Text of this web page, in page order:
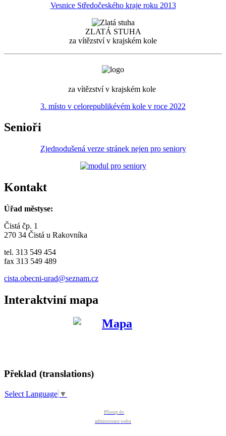
Vesnice Středočeského kraje roku 2013
ZLATÁ STUHA
za vítězství v krajském kole
za vítězství v krajském kole
3. místo v celorepublikévém kole v roce 2022
Senioři
Zjednodušená verze stránek nejen pro seniory
Kontakt
Úřad městyse:
Čistá čp. 1
270 34 Čistá u Rakovníka
tel. 313 549 454
fax 313 549 489
cista.obecni-urad@seznam.cz
Interaktviní mapa
Překlad (translations)
Select Language ▼
Přístup do
administrace webu